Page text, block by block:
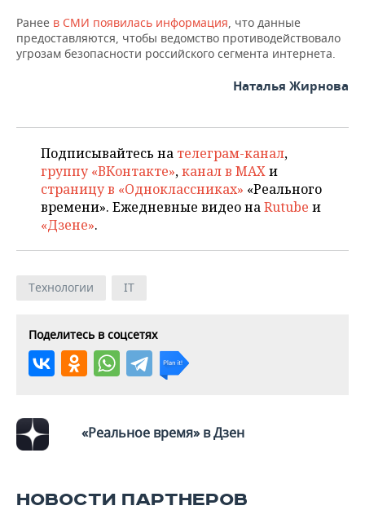
Ранее в СМИ появилась информация, что данные
предоставляются, чтобы ведомство противодействовало
угрозам безопасности российского сегмента интернета.
Наталья Жирнова
Подписывайтесь на телеграм-канал,
группу «ВКонтакте»,канал в MAXи
страницу в «Одноклассниках» «Реального
времени». Ежедневные видео наRutube и
«Дзене».
Технологии IT
Поделитесь в соцсетях
«Реальное время» в Дзен
НОВОСТИ ПАРТНЕРОВ